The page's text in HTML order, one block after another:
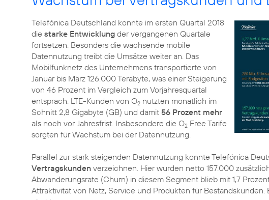
Telefónica Deutschland konnte im ersten Quartal 2018
die starke Entwicklung der vergangenen Quartale
fortsetzen. Besonders die wachsende mobile
Datennutzung treibt die Umsätze weiter an. Das
Mobilfunknetz des Unternehmens transportierte von
Januar bis März 126.000 Terabyte, was einer Steigerung
von 46 Prozent im Vergleich zum Vorjahresquartal
entsprach. LTE-Kunden von O2 nutzten monatlich im
Schnitt 2,8 Gigabyte (GB) und damit 56 Prozent mehr
als noch vor Jahresfrist. Insbesondere die O2 Free Tarife
sorgten für Wachstum bei der Datennutzung.
Parallel zur stark steigenden Datennutzung konnte Telefónica
Vertragskunden verzeichnen. Hier wurden netto 157.000
Abwanderungsrate (Churn) in diesem Segment blieb mit 1,7
Attraktivität von Netz, Service und Produkten für Bestandskunden.